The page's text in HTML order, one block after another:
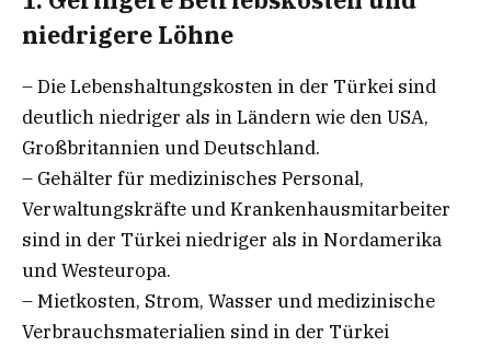
niedrigere Löhne
– Die Lebenshaltungskosten in der Türkei sind
deutlich niedriger als in Ländern wie den USA,
Großbritannien und Deutschland.
– Gehälter für medizinisches Personal,
Verwaltungskräfte und Krankenhausmitarbeiter
sind in der Türkei niedriger als in Nordamerika
und Westeuropa.
– Mietkosten, Strom, Wasser und medizinische
Verbrauchsmaterialien sind in der Türkei